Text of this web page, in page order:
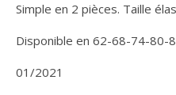
Simple en 2 pièces. Taille
Disponible en 62-68-74-80-
01/2021